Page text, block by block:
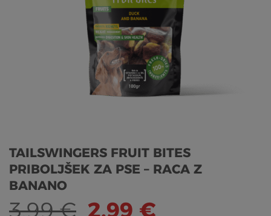
TAILSWINGERS FRUIT BITES
PRIBOLJŠEK ZA PSE – RACA Z
BANANO
3,99€ Izvirna
2,99 €Trenutna